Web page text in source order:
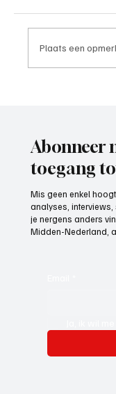
Plaats een
Abonneer
toegang
Mis geen enkel
analyses,
je nergens anders
Midden-Nederland,